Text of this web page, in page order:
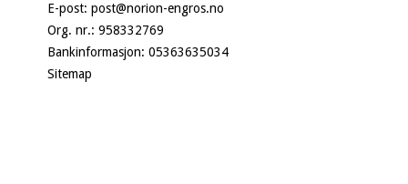
E-post: post@norion-engros.no
Org. nr.: 958332769
Bankinformasjon: 05363635034
Sitemap